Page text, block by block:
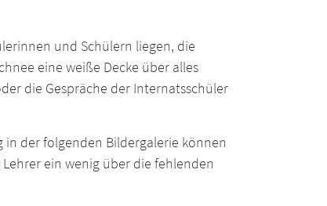
und Schülern liegen, die
eine weiße Decke über alles
die Gespräche der Internatsschüler
der folgenden Bildergalerie können
ein wenig über die fehlenden